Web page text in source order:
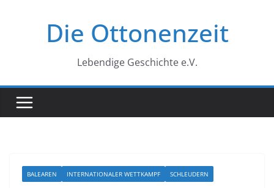
Die Ottonenzeit
Lebendige Geschichte e.V.
BALEAREN INTERNATIONALER WETTKAMPF SCHLEUDERN